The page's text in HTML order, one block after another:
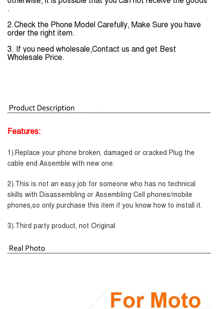
.
2.Check the Phone Model Carefully, Make Sure you have
order the right item.
3. If you need wholesale,Contact us and get Best
Wholesale Price.
Features:
1).Replace your phone broken, damaged or cracked Plug the
cable end Assemble with new one.
2).This is not an easy job for someone who has no technical
skills with Disassembling or Assembling Cell phones/mobile
phones,so only purchase this item if you know how to install it.
3).Third party product, not Original